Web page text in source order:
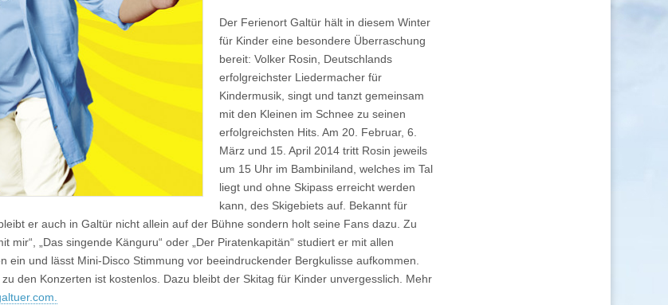
Der Ferienort Galtür hält in diesem Winter
für Kinder eine besondere Überraschung
bereit: Volker Rosin, Deutschlands
erfolgreichster Liedermacher für
Kindermusik, singt und tanzt gemeinsam
mit den Kleinen im Schnee zu seinen
erfolgreichsten Hits. Am 20. Februar, 6.
März und 15. April 2014 tritt Rosin jeweils
um 15 Uhr im Bambiniland, welches im Tal
liegt und ohne Skipass erreicht werden
kann, des Skigebiets auf. Bekannt für
er auch in Galtür nicht allein auf der Bühne sondern holt seine Fans dazu. Zu
mir“, „Das singende Känguru“ oder „Der Piratenkapitän“ studiert er mit allen
ein und lässt Mini-Disco Stimmung vor beeindruckender Bergkulisse aufkommen.
den Konzerten ist kostenlos. Dazu bleibt der Skitag für Kinder unvergesslich. Mehr